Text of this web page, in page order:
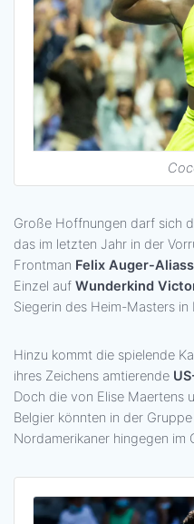
Große Hoffnungen darf sich
das im letzten Jahr in der
Frontman Felix Auger-
Einzel auf Wunderkind
Siegerin des Heim-Masters in
Hinzu kommt die spielende
ihres Zeichens amtierende
Doch die von Elise Maertens
Belgier könnten in der
Nordamerikaner hingegen im